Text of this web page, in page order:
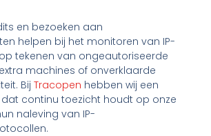
en bezoeken aan
helpen bij het monitoren van IP-
tekenen van ongeautoriseerde
machines of onverklaarde
BijTracopen hebben wij een
continu toezicht houdt op onze
naleving van IP-